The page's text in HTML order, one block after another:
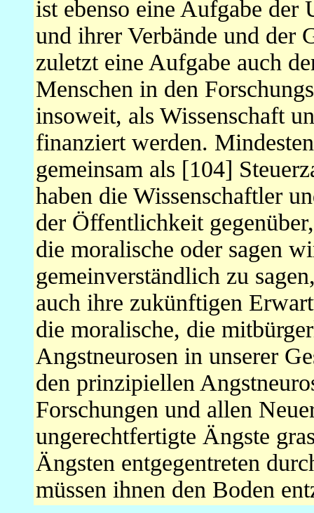
ist ebenso eine Aufgabe der
und ihrer Verbände und der
zuletzt eine Aufgabe auch
Menschen in den
insoweit, als Wissenschaft
finanziert werden.
gemeinsam als [104]
haben die Wissenschaftler
der Öffentlichkeit
die moralische oder sagen
gemeinverständlich zu
auch ihre zukünftigen
die moralische, die
Angstneurosen in unserer
den prinzipiellen
Forschungen und allen
ungerechtfertigte Ängste
Ängsten entgegentreten
müssen ihnen den Boden